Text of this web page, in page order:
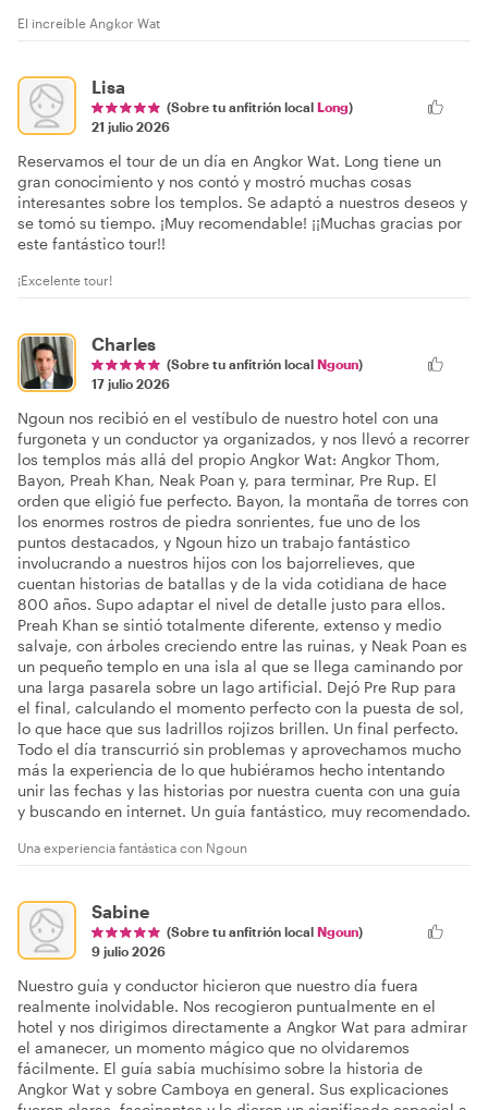
El increíble Angkor Wat
Lisa
(Sobre tu anfitrión local Long)
21 julio 2026
Reservamos el tour de un día en Angkor Wat. Long tiene un
gran conocimiento y nos contó y mostró muchas cosas
interesantes sobre los templos. Se adaptó a nuestros deseos y
se tomó su tiempo. ¡Muy recomendable! ¡¡Muchas gracias por
este fantástico tour!!
¡Excelente tour!
Charles
(Sobre tu anfitrión local Ngoun)
17 julio 2026
Ngoun nos recibió en el vestíbulo de nuestro hotel con una
furgoneta y un conductor ya organizados, y nos llevó a recorrer
los templos más allá del propio Angkor Wat: Angkor Thom,
Bayon, Preah Khan, Neak Poan y, para terminar, Pre Rup. El
orden que eligió fue perfecto. Bayon, la montaña de torres con
los enormes rostros de piedra sonrientes, fue uno de los
puntos destacados, y Ngoun hizo un trabajo fantástico
involucrando a nuestros hijos con los bajorrelieves, que
cuentan historias de batallas y de la vida cotidiana de hace
800 años. Supo adaptar el nivel de detalle justo para ellos.
Preah Khan se sintió totalmente diferente, extenso y medio
salvaje, con árboles creciendo entre las ruinas, y Neak Poan es
un pequeño templo en una isla al que se llega caminando por
una larga pasarela sobre un lago artificial. Dejó Pre Rup para
el final, calculando el momento perfecto con la puesta de sol,
lo que hace que sus ladrillos rojizos brillen. Un final perfecto.
Todo el día transcurrió sin problemas y aprovechamos mucho
más la experiencia de lo que hubiéramos hecho intentando
unir las fechas y las historias por nuestra cuenta con una guía
y buscando en internet. Un guía fantástico, muy recomendado.
Una experiencia fantástica con Ngoun
Sabine
(Sobre tu anfitrión local Ngoun)
9 julio 2026
Nuestro guía y conductor hicieron que nuestro día fuera
realmente inolvidable. Nos recogieron puntualmente en el
hotel y nos dirigimos directamente a Angkor Wat para admirar
el amanecer, un momento mágico que no olvidaremos
fácilmente. El guía sabía muchísimo sobre la historia de
Angkor Wat y sobre Camboya en general. Sus explicaciones